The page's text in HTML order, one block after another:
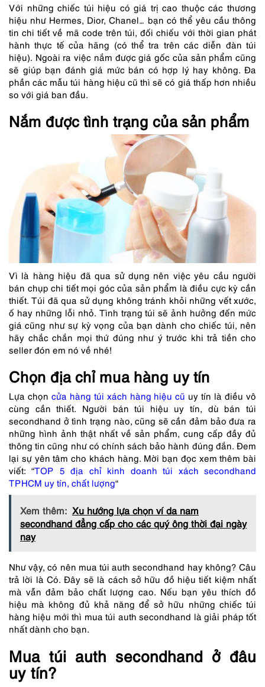
Với những chiếc túi hiệu có giá trị cao thuộc các thương
hiệu như Hermes, Dior, Chanel… bạn có thể yêu cầu thông
tin chi tiết về mã code trên túi, đối chiếu với thời gian phát
hành thực tế của hãng (có thể tra trên các diễn đàn túi
hiệu). Ngoài ra việc nắm được giá gốc của sản phẩm cũng
sẽ giúp bạn đánh giá mức bán có hợp lý hay không. Đa
phần các mẫu túi hàng hiệu cũ thì sẽ có giá thấp hơn nhiều
so với giá ban đầu.
Nắm được tình trạng của sản phẩm
Vì là hàng hiệu đã qua sử dụng nên việc yêu cầu người
bán chụp chi tiết mọi góc của sản phẩm là điều cực kỳ cần
thiết. Túi đã qua sử dụng không tránh khỏi những vết xước,
ố hay những lỗi nhỏ. Tình trạng túi sẽ ảnh hưởng đến mức
giá cũng như sự kỳ vọng của bạn dành cho chiếc túi, nên
hãy chắc chắn mọi thứ đúng như ý trước khi trả tiền cho
seller đón em nó về nhé!
Chọn địa chỉ mua hàng uy tín
Lựa chọn cửa hàng túi xách hàng hiệu cũ uy tín là điều vô
cùng cần thiết. Người bán túi hiệu uy tín, dù bán túi
secondhand ở tình trạng nào, cũng sẽ cần đảm bảo đưa ra
những hình ảnh thật nhất về sản phẩm, cung cấp đầy đủ
thông tin cũng như có chính sách bảo hành đúng đắn. Đem
lại sự yên tâm cho khách hàng. Mời bạn đọc xem thêm bài
viết: “TOP 5 địa chỉ kinh doanh túi xách secondhand
TPHCM uy tín, chất lượng“
Xem thêm: Xu hướng lựa chọn ví da nam
secondhand đẳng cấp cho các quý ông thời đại ngày
nay
Như vậy, có nên mua túi auth secondhand hay không? Câu
trả lời là Có. Đây sẽ là cách sở hữu đồ hiệu tiết kiệm nhất
mà vẫn đảm bảo chất lượng cao. Nếu bạn yêu thích đồ
hiệu mà không đủ khả năng để sở hữu những chiếc túi
hàng hiệu mới thì mua túi auth secondhand là giải pháp tốt
nhất dành cho bạn.
Mua túi auth secondhand ở đâu
uy tín?